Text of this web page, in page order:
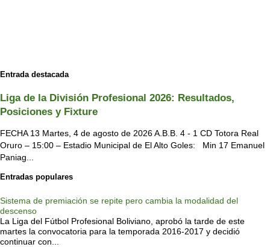
Entrada destacada
Liga de la División Profesional 2026: Resultados,
Posiciones y Fixture
FECHA 13 Martes, 4 de agosto de 2026 A.B.B. 4 - 1 CD Totora Real
Oruro – 15:00 – Estadio Municipal de El Alto Goles: Min 17 Emanuel
Paniag...
Entradas populares
Sistema de premiación se repite pero cambia la modalidad del
descenso
La Liga del Fútbol Profesional Boliviano, aprobó la tarde de este
martes la convocatoria para la temporada 2016-2017 y decidió
continuar con...